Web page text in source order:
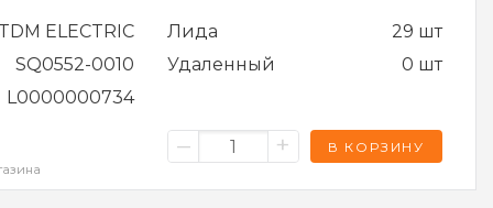
ELECTRIC
SQ0552-0010
L0000000734
Лида
29 шт
Удаленный
0 шт
– + В КОРЗИНУ